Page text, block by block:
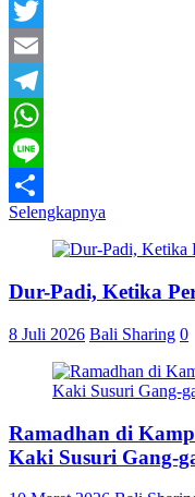
Facebook
Twitter
Email
Telegram
WhatsApp
Line
Share
Selengkapnya
Dur-Padi, Ketika
8 Juli 2026 Bali Sharing 0
Ramadhan di
Kaki Susuri Gang-